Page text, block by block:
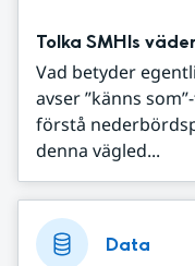
Tolka SMHIs
Vad betyder
avser ”känns
förstå
denna vägled...
Data